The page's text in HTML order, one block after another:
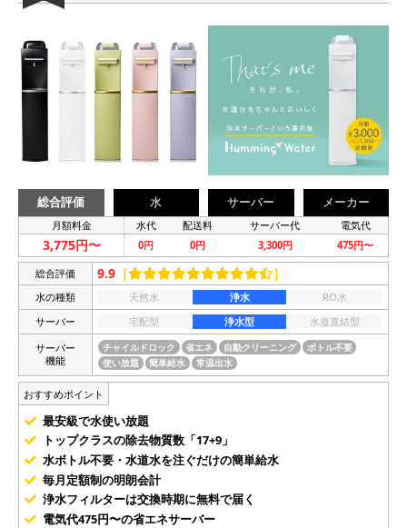
総合評価 水 サーバー メーカー
月額料金 水代 配送料 サーバー代 電気代
3,775円〜 0円 0円 3,300円 475円〜
総合評価 9.9 ［ ］
水の種類 天然水 浄水
RO水
サーバー
宅配型 浄水型
水道直結型
サーバー
機能
チャイルドロック 省エネ 自動クリーニング
ボトル不要
使い放題
簡単給水 常温出水
おすすめポイント
最安級で水使い放題
トップクラスの除去物質数「17+9」
水ボトル不要・水道水を注ぐだけの簡単給水
毎月定額制の明朗会計
浄水フィルターは交換時期に無料で届く
電気代475円〜の省エネサーバー